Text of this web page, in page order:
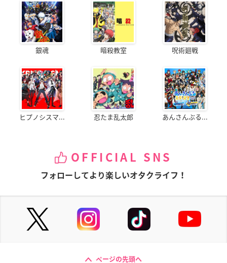
銀魂 暗殺教室 呪術廻戦
ヒプノシスマ... 忍たま乱太郎 あんさんぶる...
OFFICIAL SNS
フォローしてより楽しいオタクライフ！
ページの先頭へ